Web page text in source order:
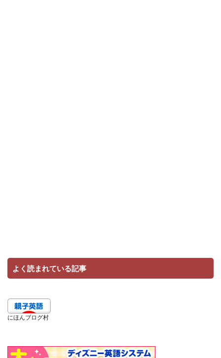
よく読まれている記事
にほんブログ村